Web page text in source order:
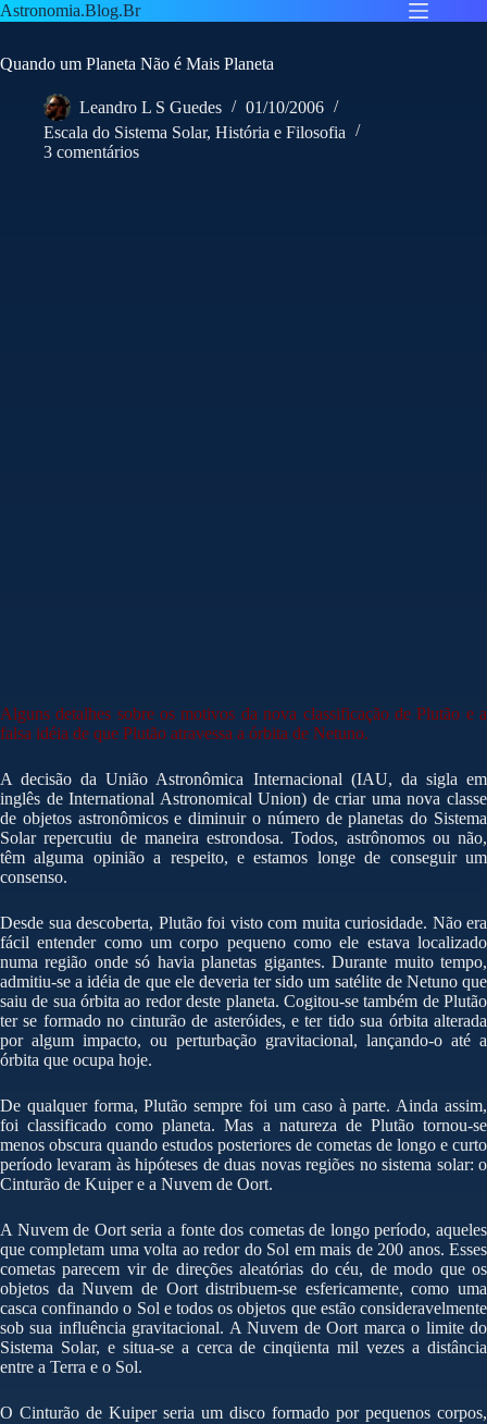
Pular
para
conteúdo
Astronomia.Blog.Br
Quando um Planeta Não é Mais Planeta
Leandro L S Guedes
01/10/2006
Escala do Sistema Solar, História e Filosofia
3 comentários
Alguns detalhes sobre os motivos da nova classificação de Plutão e a
falsa idéia de que Plutão atravessa a órbita de Netuno.
A decisão da União Astronômica Internacional (IAU, da sigla em
inglês de International Astronomical Union) de criar uma nova classe
de objetos astronômicos e diminuir o número de planetas do Sistema
Solar repercutiu de maneira estrondosa. Todos, astrônomos ou não,
têm alguma opinião a respeito, e estamos longe de conseguir um
consenso.
Desde sua descoberta, Plutão foi visto com muita curiosidade. Não era
fácil entender como um corpo pequeno como ele estava localizado
numa região onde só havia planetas gigantes. Durante muito tempo,
admitiu-se a idéia de que ele deveria ter sido um satélite de Netuno que
saiu de sua órbita ao redor deste planeta. Cogitou-se também de Plutão
ter se formado no cinturão de asteróides, e ter tido sua órbita alterada
por algum impacto, ou perturbação gravitacional, lançando-o até a
órbita que ocupa hoje.
De qualquer forma, Plutão sempre foi um caso à parte. Ainda assim,
foi classificado como planeta. Mas a natureza de Plutão tornou-se
menos obscura quando estudos posteriores de cometas de longo e curto
período levaram às hipóteses de duas novas regiões no sistema solar: o
Cinturão de Kuiper e a Nuvem de Oort.
A Nuvem de Oort seria a fonte dos cometas de longo período, aqueles
que completam uma volta ao redor do Sol em mais de 200 anos. Esses
cometas parecem vir de direções aleatórias do céu, de modo que os
objetos da Nuvem de Oort distribuem-se esfericamente, como uma
casca confinando o Sol e todos os objetos que estão consideravelmente
sob sua influência gravitacional. A Nuvem de Oort marca o limite do
Sistema Solar, e situa-se a cerca de cinqüenta mil vezes a distância
entre a Terra e o Sol.
O Cinturão de Kuiper seria um disco formado por pequenos corpos,